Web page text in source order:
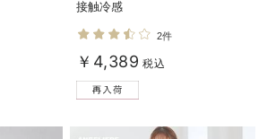
Rosemadame（ローズマダム）
接触冷感
2件
￥4,389 税込